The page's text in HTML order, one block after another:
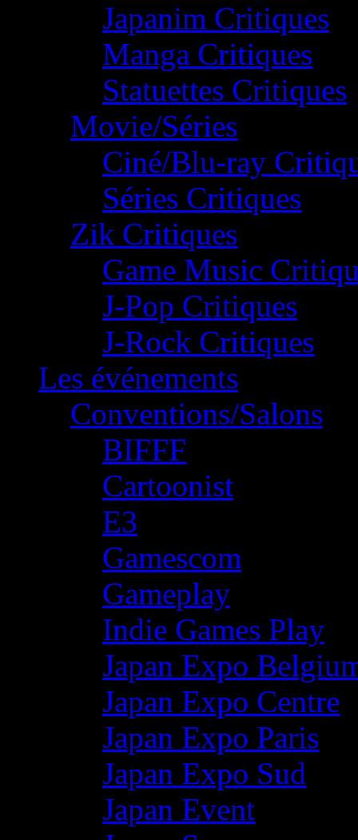
Japanim Critiques
Manga Critiques
Statuettes Critiques
Movie/Séries
Ciné/Blu-ray
Séries Critiques
Zik Critiques
Game Music
J-Pop Critiques
J-Rock Critiques
Les événements
Conventions/Salons
BIFFF
Cartoonist
E3
Gamescom
Gameplay
Indie Games Play
Japan Expo
Japan Expo Centre
Japan Expo Paris
Japan Expo Sud
Japan Event